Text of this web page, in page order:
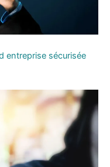
entreprise sécurisée